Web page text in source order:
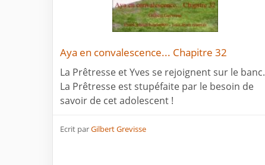
Aya en convalescence... Chapitre 32
La Prêtresse et Yves se rejoignent sur le banc.
La Prêtresse est stupéfaite par le besoin de
savoir de cet adolescent !
Ecrit parGilbert Grevisse